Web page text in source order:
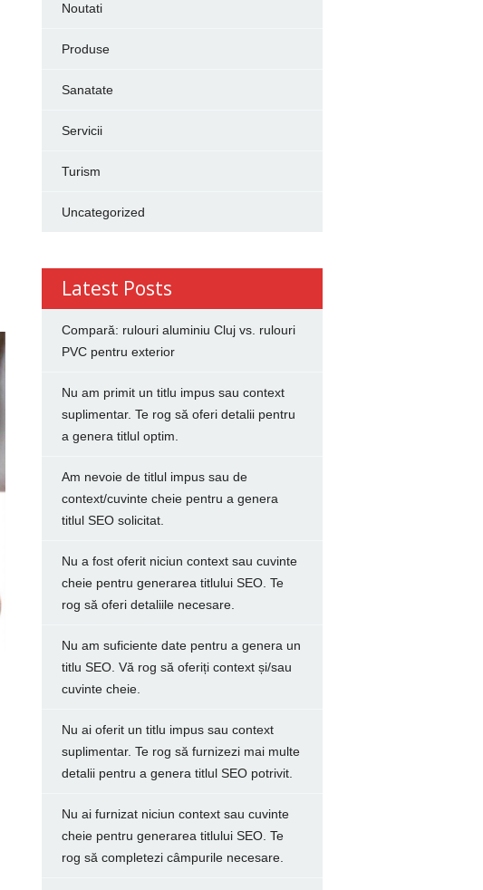
Noutati
Produse
Sanatate
Servicii
Turism
Uncategorized
Latest Posts
Compară: rulouri aluminiu Cluj vs. rulouri
PVC pentru exterior
Nu am primit un titlu impus sau context
suplimentar. Te rog să oferi detalii pentru
a genera titlul optim.
Am nevoie de titlul impus sau de
context/cuvinte cheie pentru a genera
titlul SEO solicitat.
Nu a fost oferit niciun context sau cuvinte
cheie pentru generarea titlului SEO. Te
rog să oferi detaliile necesare.
Nu am suficiente date pentru a genera un
titlu SEO. Vă rog să oferiți context și/sau
cuvinte cheie.
Nu ai oferit un titlu impus sau context
suplimentar. Te rog să furnizezi mai multe
detalii pentru a genera titlul SEO potrivit.
Nu ai furnizat niciun context sau cuvinte
cheie pentru generarea titlului SEO. Te
rog să completezi câmpurile necesare.